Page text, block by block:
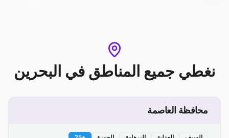
نغطي جميع المناطق في البحرين
محافظة العاصمة